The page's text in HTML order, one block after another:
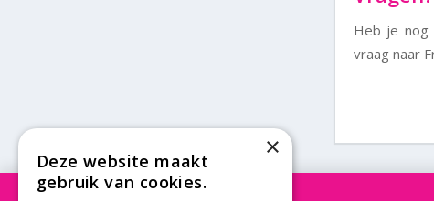
Heb je nog
vraag naar
×
Deze website maakt
gebruik van cookies.